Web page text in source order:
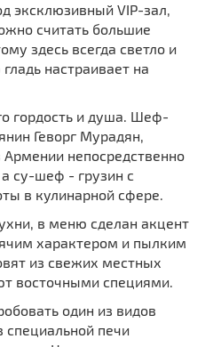
эксклюзивный VIP-зал,
считать большие
здесь всегда светло и
настраивает на
гордость и душа. Шеф-
Геворг Мурадян,
Армении непосредственно
су-шеф - грузин с
в кулинарной сфере.
в меню сделан акцент
характером и пылким
из свежих местных
восточными специями.
один из видов
специальной печи